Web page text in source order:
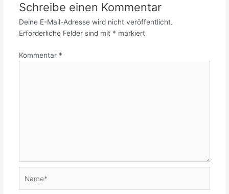
Schreibe einen Kommentar
Deine E-Mail-Adresse wird nicht veröffentlicht.
Erforderliche Felder sind mit * markiert
Kommentar *